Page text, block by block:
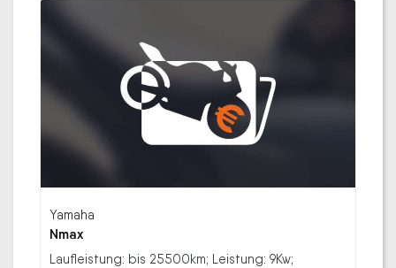
Yamaha
Nmax
Laufleistung: bis 25500km; Leistung: 9Kw;